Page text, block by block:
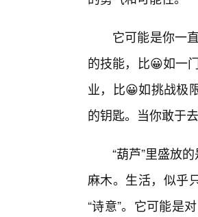
它可能是你一
的技能，比😀如一
业，比😀如挑战极
的钥匙。当你敢于
“葫芦”里盛放
麻木。生活，似乎
“诗意”。它可能是